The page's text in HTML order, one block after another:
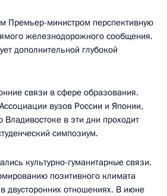
Премьер-министром перспективную
железнодорожного сообщения.
дополнительной глубокой
связи в сфере образования.
вузов России и Японии,
Владивостоке в эти дни проходит
симпозиум.
культурно-гуманитарные связи.
позитивного климата
двусторонних отношениях. В июне